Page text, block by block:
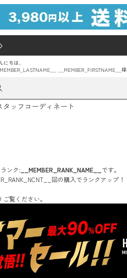
にちは、
__MEMBER_FIRSTNAME__ 様
タッフコーディネート
ンク: __MEMBER_RANK_NAME__ です。
回の購入でランクアップ！
覧ください。